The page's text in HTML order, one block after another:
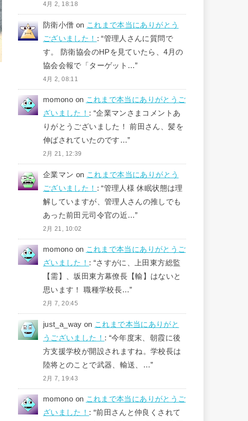
4月 2, 18:18
防衛小僧 on これまで本当にありがとう
ございました！ : “管理人さんに質問で
す。 防衛協会のHPを見ていたら、4月の
協会会報で「ターゲット…”
4月 2, 08:11
momono on これまで本当にありがとうご
ざいました！ : “企業マンさまコメントあ
りがとうございました！ 前田さん、髪を
伸ばされていたのです…”
2月 21, 12:39
企業マン on これまで本当にありがとう
ございました！ : “管理人様 休眠状態は理
解していますが、管理人さんの推しでも
あった前田元司令官の近…”
2月 21, 10:02
momono on これまで本当にありがとうご
ざいました！ : “さすがに、上田東方総監
【需】、坂田東方幕僚長【輸】はないと
思います！ 職種学校長…”
2月 7, 20:45
just_a_way on これまで本当にありがと
うございました！ : “今年度末、朝霞に後
方支援学校が開設されますね。学校長は
陸将とのことで武器、輸送、…”
2月 7, 19:43
momono on これまで本当にありがとうご
ざいました！ : “前田さんと仲良くされて